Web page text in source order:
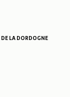
LA DORDOGNE